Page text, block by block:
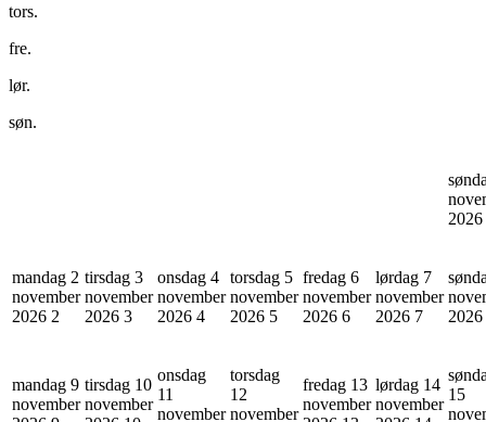
tors.
fre.
lør.
søn.
2026
mandag 2
november
2026 2
tirsdag 3
november
2026 3
onsdag 4
november
2026 4
torsdag 5
november
2026 5
fredag 6
november
2026 6
lørdag 7
november
2026 7
2026
mandag 9
november
tirsdag 10
november
onsdag
11
november
torsdag
12
november
fredag 13
november
lørdag 14
november
15